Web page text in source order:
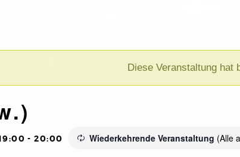
Diese Veranstaltung hat
-20:00 Wiederkehrende Veranstaltung (Alle